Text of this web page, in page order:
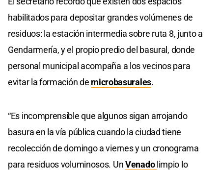
habilitados para depositar grandes volúmenes de
residuos: la estación intermedia sobre ruta 8, junto a
Gendarmería, y el propio predio del basural, donde
personal municipal acompaña a los vecinos para
evitar la formación de microbasurales.
“Es incomprensible que algunos sigan arrojando
basura en la vía pública cuando la ciudad tiene
recolección de domingo a viernes y un cronograma
para residuos voluminosos. UnVenadolimpio lo